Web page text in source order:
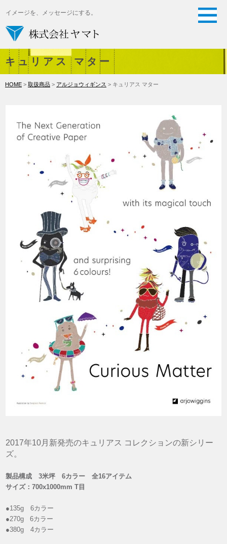
イメージを、メッセージにする。
キュリアス マター
HOME > 取扱商品 > アルジョウィギンス > キュリアス マター
2017年10月新発売のキュリアス コレクションの新シリー
ズ。
製品構成 3米坪 6カラー 全16アイテム
サイズ：700x1000mm T目
●135g 6カラー
●270g 6カラー
●380g 4カラー